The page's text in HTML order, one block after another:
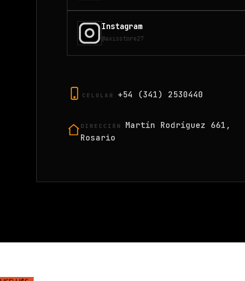
Instagram
@axisstore27
CELULAR +54 (341) 2530440
DIRECCIÓN
Martín Rodríguez 661,
Rosario